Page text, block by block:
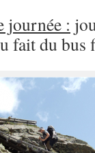
journée :
fait du bus